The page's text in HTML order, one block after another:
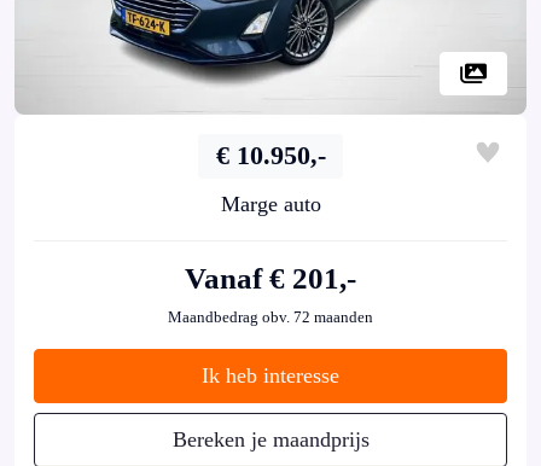
€ 10.950,-
Marge auto
Vanaf € 201,-
Maandbedrag obv. 72 maanden
Ik heb interesse
Bereken je maandprijs